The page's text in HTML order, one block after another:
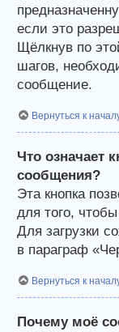
если это
Щёлкнув по
шагов,
сообщение.
Вернуться к
Что означает
сообщения?
Эта кнопка
для того,
Для загрузки
в параграф
Вернуться к
Почему моё